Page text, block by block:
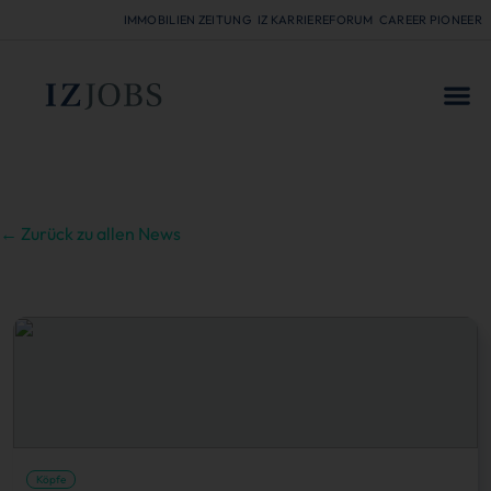
IMMOBILIEN ZEITUNG IZ KARRIEREFORUM CAREER PIONEER
← Zurück zu allen News
Köpfe